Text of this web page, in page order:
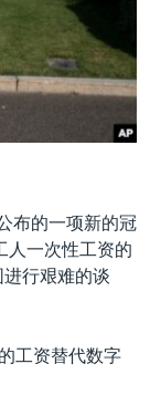
布的一项新的冠
人一次性工资的
行艰难的谈
工资替代数字